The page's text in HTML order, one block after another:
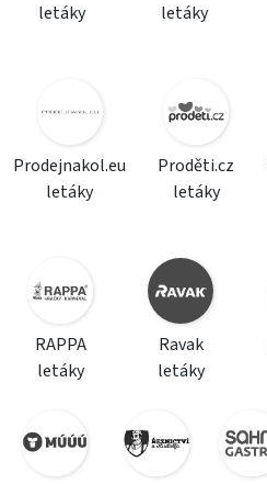
letáky
letáky
Prodejnakol.eu
letáky
Proděti.cz
letáky
RAPPA
letáky
Ravak
letáky